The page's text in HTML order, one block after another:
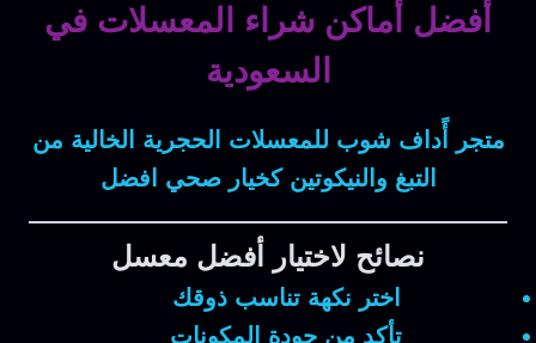
أفضل أماكن شراء المعسلات في
السعودية
متجر أًداف شوب للمعسلات الحجرية الخالية من
التبغ والنيكوتين كخيار صحي افضل
نصائح لاختيار أفضل معسل
اختر نكهة تناسب ذوقك
تأكد من جودة المكونات